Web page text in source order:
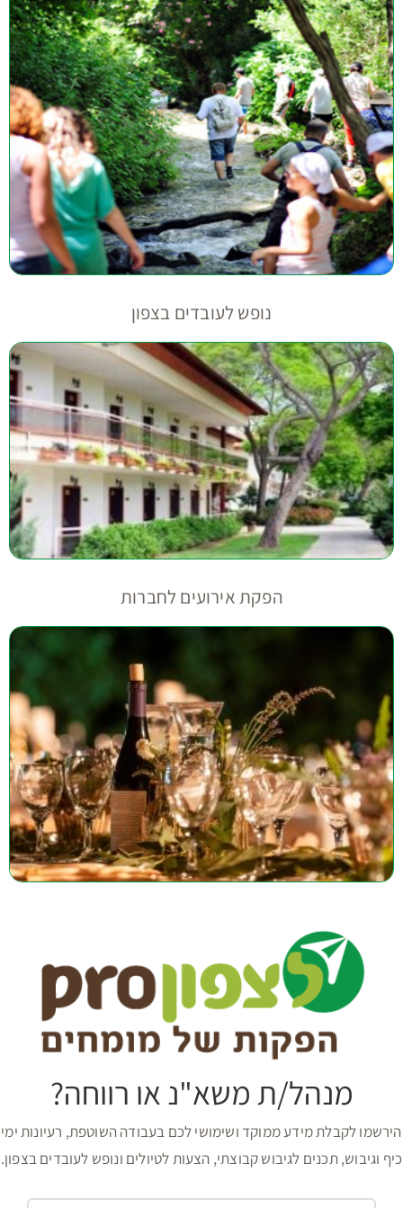
נופש לעובדים בצפון
הפקת אירועים לחברות
מנהל/ת משא"נ או רווחה?
הירשמו לקבלת מידע ממוקד ושימושי לכם בעבודה השוטפת, רעיונות ימי
כיף וגיבוש, תכנים לגיבוש קבוצתי, הצעות לטיולים ונופש לעובדים בצפון.